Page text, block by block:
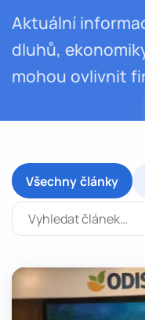
Aktuální
dluhů,
mohou ovlivnit
Všechny články
Vyhledat článek